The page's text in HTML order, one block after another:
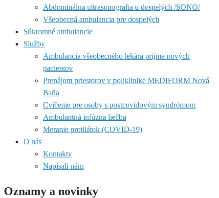
Abdominálna ultrasonografia u dospelých /SONO/
Všeobecná ambulancia pre dospelých
Súkromné ambulancie
Služby
Ambulancia všeobecného lekára prijme nových
pacientov
Prenájom priestorov v poliklinike MEDIFORM Nová
Baňa
Cvičenie pre osoby s postcovidovým syndrómom
Ambulantná infúzna liečba
Meranie protilátok (COVID-19)
O nás
Kontakty
Napísali nám
Oznamy a novinky